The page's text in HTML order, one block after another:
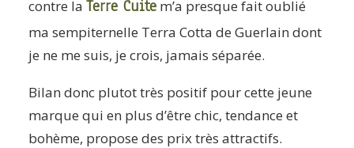
contre la Terre Cuite m’a presque fait oublié
ma sempiternelle Terra Cotta de Guerlain dont
je ne me suis, je crois, jamais séparée.
Bilan donc plutot très positif pour cette jeune
marque qui en plus d’être chic, tendance et
bohème, propose des prix très attractifs.